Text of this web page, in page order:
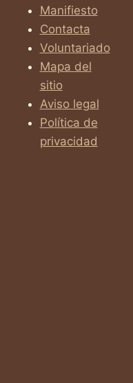
Manifiesto
Contacta
Voluntariado
Mapa del
sitio
Aviso legal
Política de
privacidad